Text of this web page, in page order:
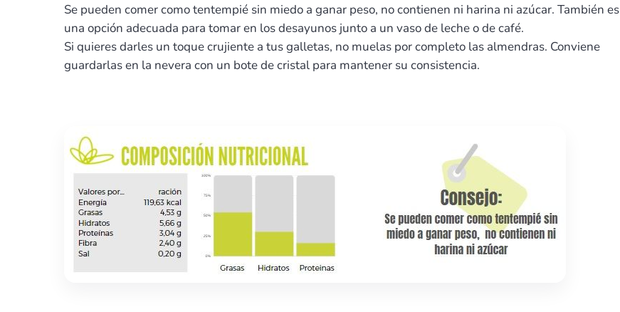
Se pueden comer como tentempié sin miedo a ganar peso, no contienen ni harina ni azúcar. También es
una opción adecuada para tomar en los desayunos junto a un vaso de leche o de café.
Si quieres darles un toque crujiente a tus galletas, no muelas por completo las almendras. Conviene
guardarlas en la nevera con un bote de cristal para mantener su consistencia.